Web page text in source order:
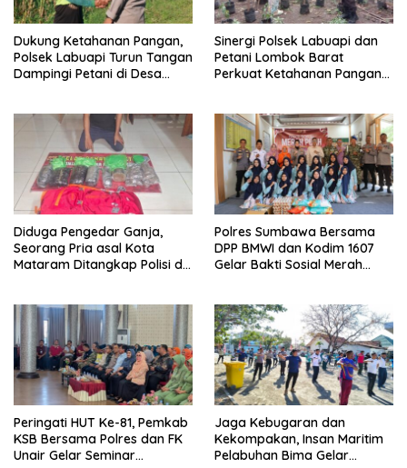
Dukung Ketahanan Pangan,
Polsek Labuapi Turun Tangan
Dampingi Petani di Desa
Sinergi Polsek Labuapi dan
Petani Lombok Barat
Perkuat Ketahanan Pangan
Diduga Pengedar Ganja,
Seorang Pria asal Kota
Mataram Ditangkap Polisi di
Polres Sumbawa Bersama
DPP BMWI dan Kodim 1607
Gelar Bakti Sosial Merah
Peringati HUT Ke-81, Pemkab
KSB Bersama Polres dan FK
Unair Gelar Seminar
Jaga Kebugaran dan
Kekompakan, Insan Maritim
Pelabuhan Bima Gelar